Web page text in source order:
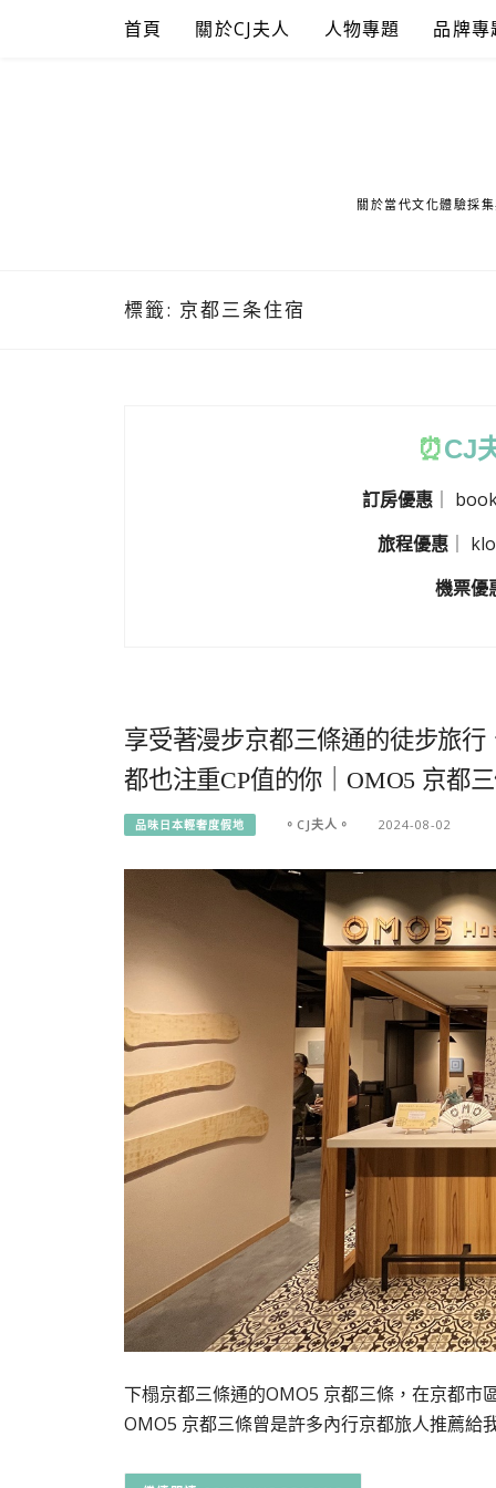
首頁 關於CJ夫人 人物專題 品牌專
關於當代文化體驗採
標籤: 京都三条住宿
⏰CJ
訂房優惠｜
旅程優惠｜
機票優
享受著漫步京都三條通的徒步旅
都也注重CP值的你｜OMO5 京都
品味日本輕奢度假地 。CJ夫人。 2024-08-02
下榻京都三條通的OMO5 京都三條，在京都市
OMO5 京都三條曾是許多內行京都旅人推薦給